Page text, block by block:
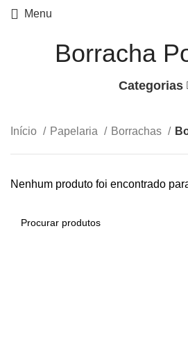
Menu
Borracha
Categorias
Início Papelaria Borrachas
Nenhum produto foi encontrado